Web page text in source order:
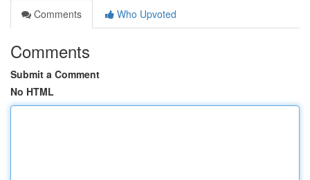
Comments
Who Upvoted
Comments
Submit a Comment
No HTML